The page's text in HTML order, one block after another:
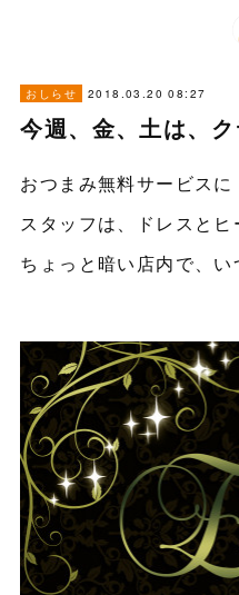
おしらせ 2018.03.20 08:27
今週、金、土は、
おつまみ無料サービスに
スタッフは、ドレスとヒ
ちょっと暗い店内で、い